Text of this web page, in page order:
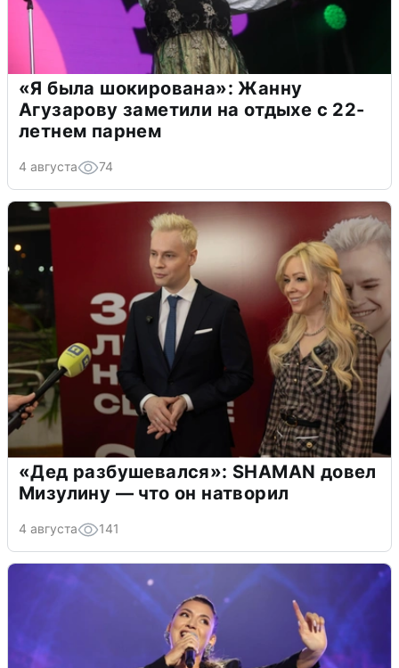
«Я была шокирована»: Жанну
Агузарову заметили на отдыхе с 22-
летнем парнем
4 августа 74
«Дед разбушевался»: SHAMAN довел
Мизулину — что он натворил
4 августа 141